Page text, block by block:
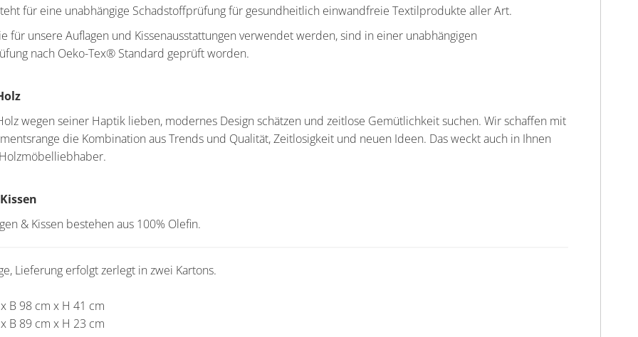
für eine unabhängige Schadstoffprüfung für gesundheitlich einwandfreie Textilprodukte aller Art.
für unsere Auflagen und Kissenausstattungen verwendet werden, sind in einer unabhängigen
nach Oeko-Tex® Standard geprüft worden.
wegen seiner Haptik lieben, modernes Design schätzen und zeitlose Gemütlichkeit suchen. Wir schaffen mit
die Kombination aus Trends und Qualität, Zeitlosigkeit und neuen Ideen. Das weckt auch in Ihnen
& Kissen bestehen aus 100% Olefin.
Lieferung erfolgt zerlegt in zwei Kartons.
B 98 cm x H 41 cm
B 89 cm x H 23 cm